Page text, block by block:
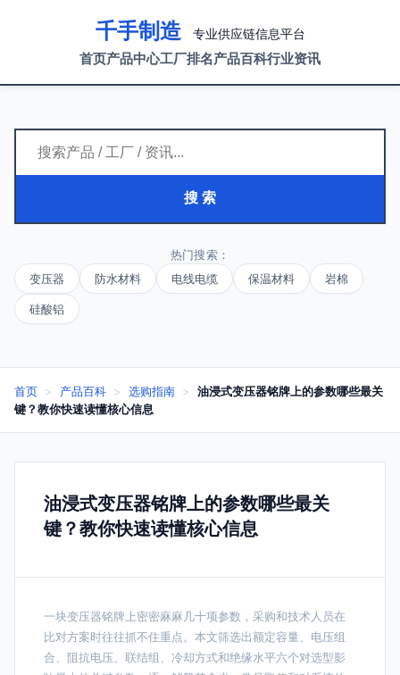
千手制造 专业供应链信息平台
首页产品中心工厂排名产品百科行业资讯
搜 索
热门搜索：
变压器
防水材料 电线电缆 保温材料 岩棉
硅酸铝
首页 > 产品百科 > 选购指南 >
油浸式变压器铭牌上的参数哪些最关
键？教你快速读懂核心信息
油浸式变压器铭牌上的参数哪些最关
键？教你快速读懂核心信息
一块变压器铭牌上密密麻麻几十项参数，采购和技术人员在
比对方案时往往抓不住重点。本文筛选出额定容量、电压组
合、阻抗电压、联结组、冷却方式和绝缘水平六个对选型影